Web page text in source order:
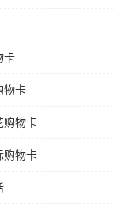
卡
物卡
购物卡
购物卡